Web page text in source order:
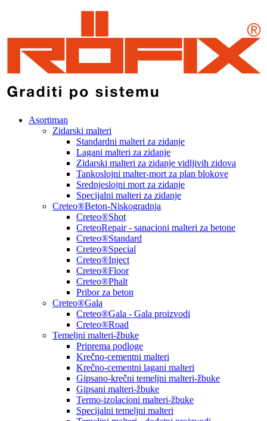
Asortiman
Zidarski malteri
Standardni malteri za zidanje
Lagani malteri za zidanje
Zidarski malteri za zidanje vidljivih zidova
Tankoslojni malter-mort za plan blokove
Srednjeslojni mort za zidanje
Specijalni malteri za zidanje
Creteo®Beton-Niskogradnja
Creteo®Shot
CreteoRepair - sanacioni malteri za betone
Creteo®Standard
Creteo®Special
Creteo®Inject
Creteo®Floor
Creteo®Phalt
Pribor za beton
Creteo®Gala
Creteo®Gala - Gala proizvodi
Creteo®Road
Temeljni malteri-žbuke
Priprema podloge
Krečno-cementni malteri
Krečno-cementni lagani malteri
Gipsano-krečni temeljni malteri-žbuke
Gipsani malteri-žbuke
Termo-izolacioni malteri-žbuke
Specijalni temeljni malteri